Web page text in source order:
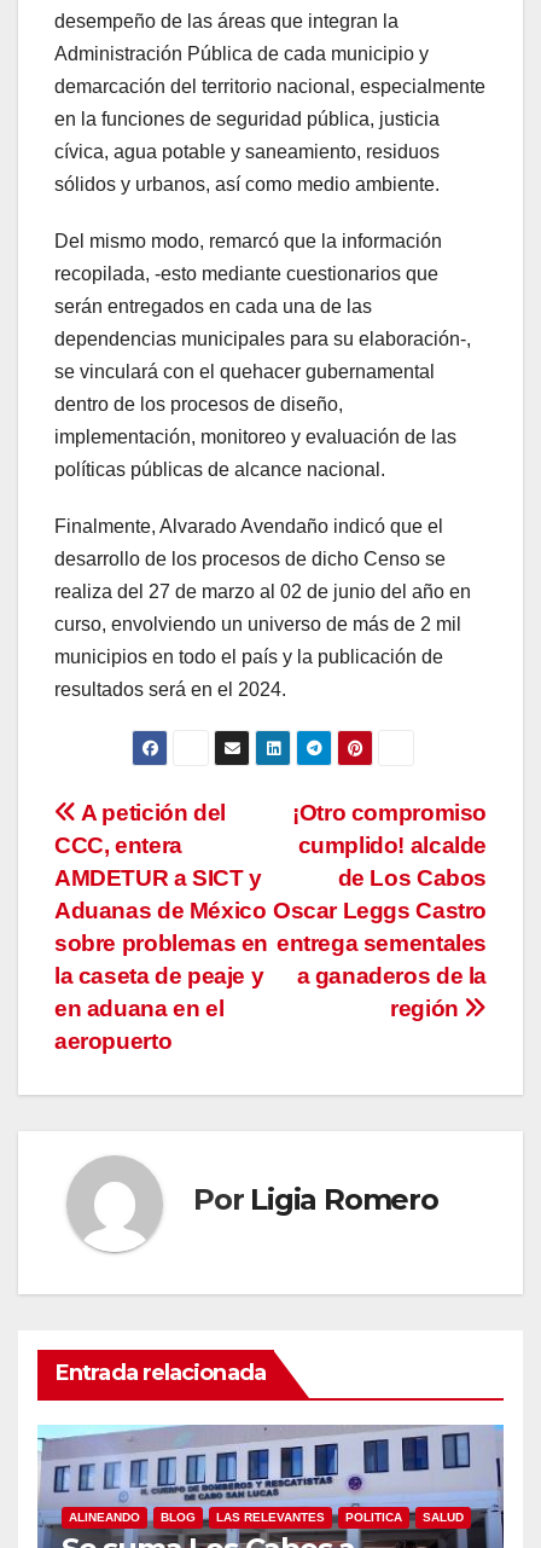
desempeño de las áreas que integran la
Administración Pública de cada municipio y
demarcación del territorio nacional, especialmente
en la funciones de seguridad pública, justicia
cívica, agua potable y saneamiento, residuos
sólidos y urbanos, así como medio ambiente.
Del mismo modo, remarcó que la información
recopilada, -esto mediante cuestionarios que
serán entregados en cada una de las
dependencias municipales para su elaboración-,
se vinculará con el quehacer gubernamental
dentro de los procesos de diseño,
implementación, monitoreo y evaluación de las
políticas públicas de alcance nacional.
Finalmente, Alvarado Avendaño indicó que el
desarrollo de los procesos de dicho Censo se
realiza del 27 de marzo al 02 de junio del año en
curso, envolviendo un universo de más de 2 mil
municipios en todo el país y la publicación de
resultados será en el 2024.
Navegación
de
entradas
¡Otro compromiso
cumplido! alcalde
de Los Cabos
Oscar Leggs Castro
entrega sementales
a ganaderos de la
región
A petición del
CCC, entera
AMDETUR a SICT y
Aduanas de México
sobre problemas en
la caseta de peaje y
en aduana en el
aeropuerto
Por Ligia Romero
Entrada relacionada
ALINEANDO BLOG LAS RELEVANTES POLITICA SALUD